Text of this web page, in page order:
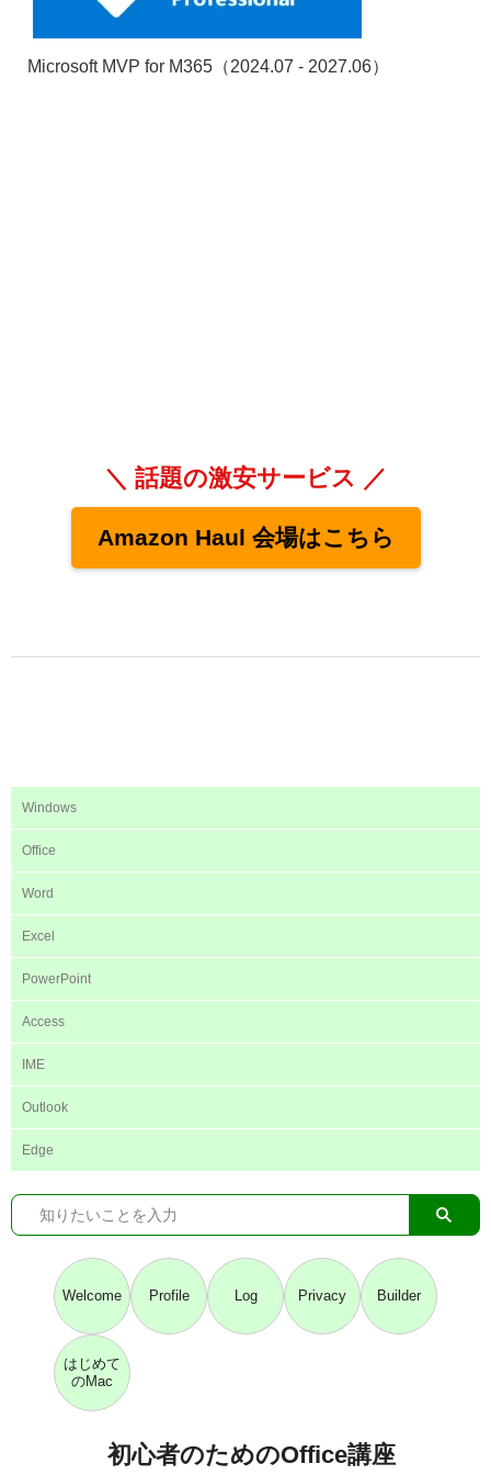
Microsoft MVP for M365（2024.07 - 2027.06）
＼ 話題の激安サービス ／
Amazon Haul 会場はこちら
Windows
Office
Word
Excel
PowerPoint
Access
IME
Outlook
Edge
Welcome Profile Log Privacy Builder
はじめて
のMac
初心者のためのOffice講座